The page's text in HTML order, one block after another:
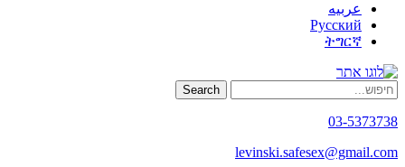
عربيه
Русский
ትግርኛ
Search
03-5373738
levinski.safesex@gmail.com